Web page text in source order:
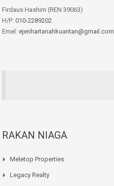
Firdaus Hashim (REN 39063)
H/P: 010-2289202
Emel: ejenhartanahkuantan@gmail.com
RAKAN NIAGA
Meletop Properties
Legacy Realty